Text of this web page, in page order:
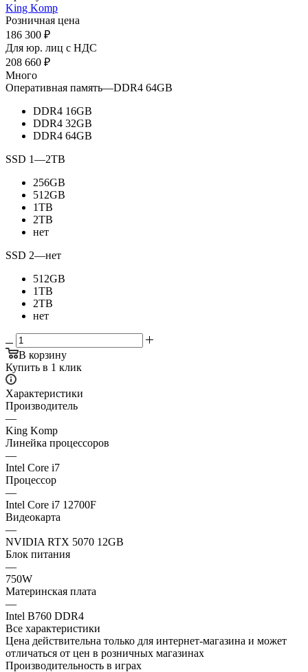
King Komp
Розничная цена
186 300 ₽
Для юр. лиц c НДС
208 660 ₽
Много
Оперативная память—DDR4 64GB
DDR4 16GB
DDR4 32GB
DDR4 64GB
SSD 1—2TB
256GB
512GB
1TB
2TB
нет
SSD 2—нет
512GB
1TB
2TB
нет
В корзину
Купить в 1 клик
Характеристики
Производитель
—
King Komp
Линейка процессоров
—
Intel Core i7
Процессор
—
Intel Core i7 12700F
Видеокарта
—
NVIDIA RTX 5070 12GB
Блок питания
—
750W
Материнская плата
—
Intel B760 DDR4
Все характеристики
Цена действительна только для интернет-магазина и может
отличаться от цен в розничных магазинах
Производительность в играх